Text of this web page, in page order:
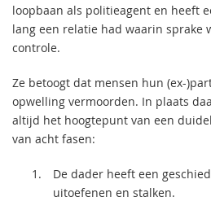
loopbaan als politieagent en heeft
lang een relatie had waarin sprake
controle.
Ze betoogt dat mensen hun (ex-
opwelling vermoorden. In plaats
altijd het hoogtepunt van een
van acht fasen:
De dader heeft een
uitoefenen en stalken.